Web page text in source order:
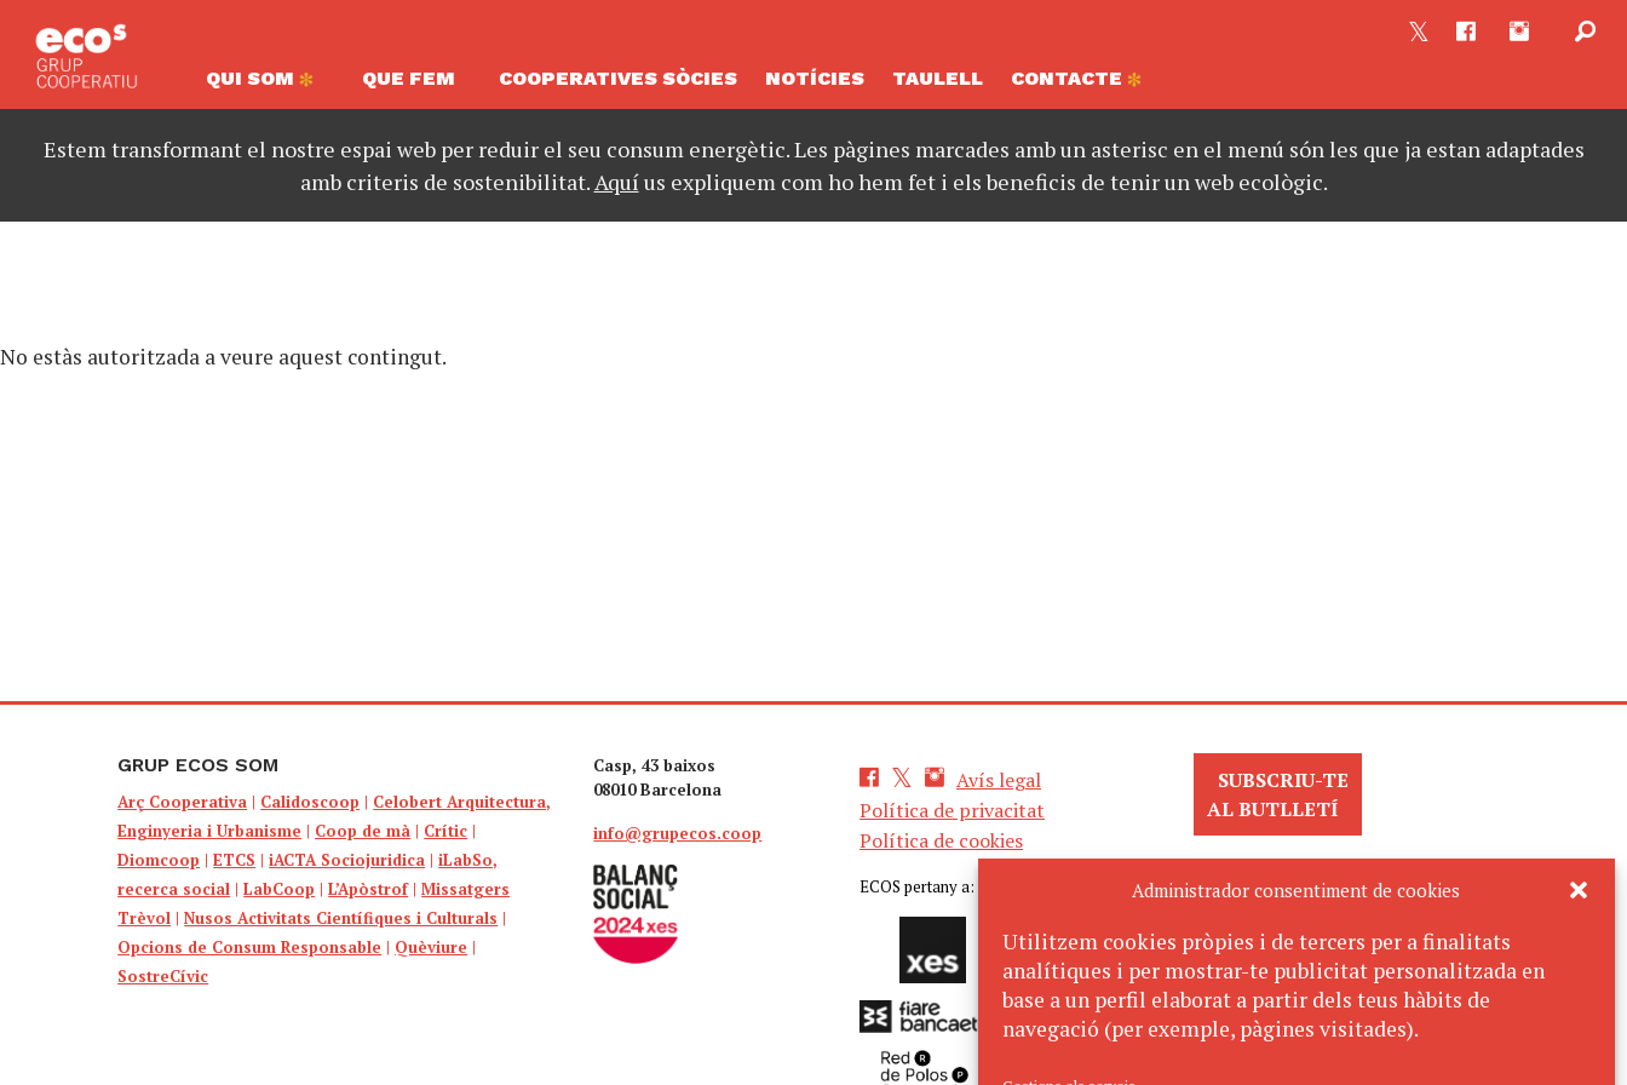
Administrador consentiment de cookies
Utilitzem cookies pròpies i de tercers per a finalitats
analítiques i per mostrar-te publicitat personalitzada en
base a un perfil elaborat a partir dels teus hàbits de
navegació (per exemple, pàgines visitades).
QUI SOM QUE FEM COOPERATIVES SÒCIES NOTÍCIES TAULELL CONTACTE
Estem transformant el nostre espai web per reduir el seu consum energètic. Les pàgines marcades amb un asterisc en el menú són les que ja estan adaptades
amb criteris de sostenibilitat.Aquíus expliquem com ho hem fet i els beneficis de tenir un web ecològic.
No estàs autoritzada a veure aquest contingut.
GRUP ECOS SOM
Arç Cooperativa | Calidoscoop | Celobert Arquitectura,
Enginyeria i Urbanisme | Coop de mà | Crític |
Diomcoop |ETCS |iACTA Sociojuridica |iLabSo,
recerca social |LabCoop |L’Apòstrof|Missatgers
Trèvol |Nusos Activitats Científiques i Culturals |
Opcions de Consum Responsable | Quèviure |
SostreCívic
Casp, 43 baixos
08010 Barcelona
info@grupecos.coop
Avís legal
Política de privacitat
Política de cookies
SUBSCRIU-TE
AL BUTLLETÍ
ECOS pertany a: